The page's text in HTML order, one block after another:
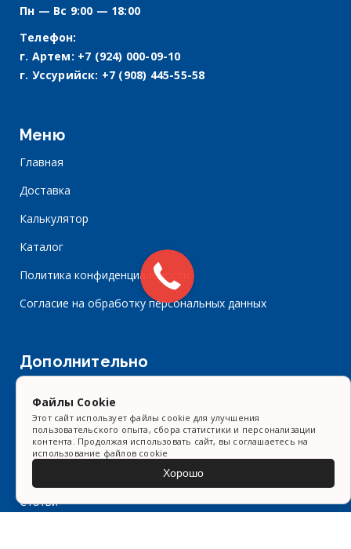
Пн — Вс 9:00 — 18:00
Телефон:
г. Артем: +7 (924) 000-09-10
г. Уссурийск: +7 (908) 445-55-58
Меню
Главная
Доставка
Калькулятор
Каталог
Политика конфиденциальности
Согласие на обработку персональных данных
Дополнительно
Видео
Контакты
Статьи
Файлы Cookie
Этот сайт использует файлы cookie для улучшения
пользовательского опыта, сбора статистики и персонализации
контента. Продолжая использовать сайт, вы соглашаетесь на
использование файлов cookie
Хорошо